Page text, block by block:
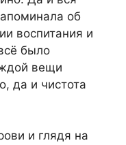
об
воспитания и
было
вещи
да и чистота
и глядя на